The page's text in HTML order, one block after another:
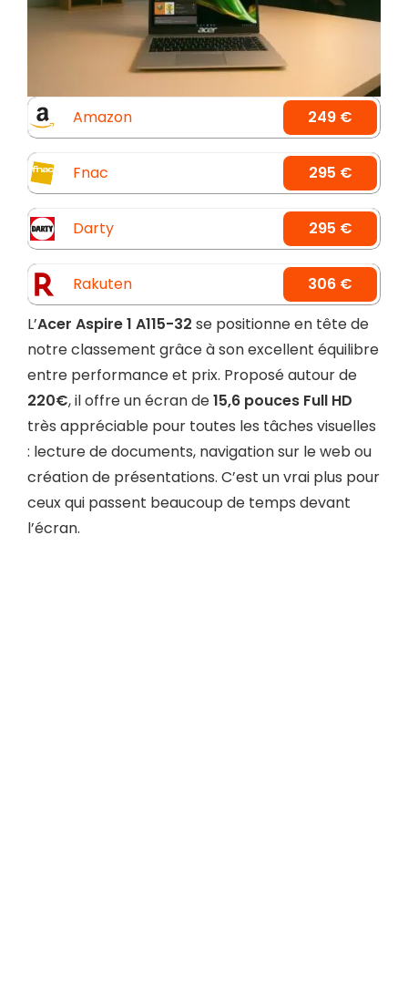
Amazon 249 €
Fnac 295 €
Darty 295 €
Rakuten
306 €
L’Acer Aspire 1 A115-32 se positionne en tête de
notre classement grâce à son excellent équilibre
entre performance et prix. Proposé autour de
220€, il offre un écran de15,6 pouces Full HD
très appréciable pour toutes les tâches visuelles
: lecture de documents, navigation sur le web ou
création de présentations. C’est un vrai plus pour
ceux qui passent beaucoup de temps devant
l’écran.